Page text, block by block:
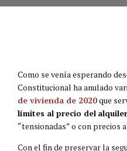
Como se venía esperando
Constitucional ha anulado
de vivienda de 2020que
límites al precio del
“tensionadas” o con precios
Con el fin de preservar la